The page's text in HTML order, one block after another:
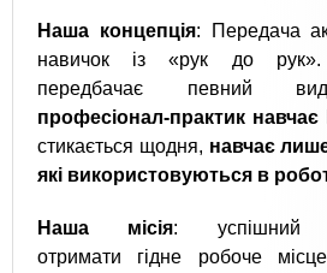
Наша концепція: Передача
навичок із «рук до рук».
передбачає певний вид
професіонал-практик навчає
стикається щодня, навчає
які використовуються в
Наша місія: успішний
отримати гідне робоче